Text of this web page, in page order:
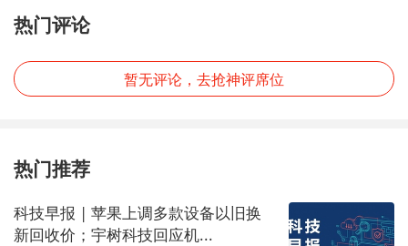
热门评论
暂无评论，去抢神评席位
热门推荐
科技早报 | 苹果上调多款设备以旧换
新回收价；宇树科技回应机...